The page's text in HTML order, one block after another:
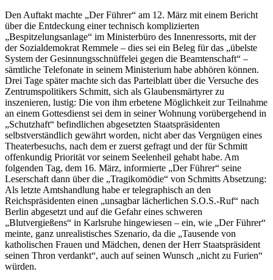
Den Auftakt machte „Der Führer“ am 12. März mit einem Bericht
über die Entdeckung einer technisch komplizierten
„Bespitzelungsanlage“ im Ministerbüro des Innenressorts, mit der
der Sozialdemokrat Remmele – dies sei ein Beleg für das „übelste
System der Gesinnungsschnüffelei gegen die Beamtenschaft“ –
sämtliche Telefonate in seinem Ministerium habe abhören können.
Drei Tage später machte sich das Parteiblatt über die Versuche des
Zentrumspolitikers Schmitt, sich als Glaubensmärtyrer zu
inszenieren, lustig: Die von ihm erbetene Möglichkeit zur Teilnahme
an einem Gottesdienst sei dem in seiner Wohnung vorübergehend in
„Schutzhaft“ befindlichen abgesetzten Staatspräsidenten
selbstverständlich gewährt worden, nicht aber das Vergnügen eines
Theaterbesuchs, nach dem er zuerst gefragt und der für Schmitt
offenkundig Priorität vor seinem Seelenheil gehabt habe. Am
folgenden Tag, dem 16. März, informierte „Der Führer“ seine
Leserschaft dann über die „Tragikomödie“ von Schmitts Absetzung:
Als letzte Amtshandlung habe er telegraphisch an den
Reichspräsidenten einen „unsagbar lächerlichen S.O.S.-Ruf“ nach
Berlin abgesetzt und auf die Gefahr eines schweren
„Blutvergießens“ in Karlsruhe hingewiesen – ein, wie „Der Führer“
meinte, ganz unrealistisches Szenario, da die „Tausende von
katholischen Frauen und Mädchen, denen der Herr Staatspräsident
seinen Thron verdankt“, auch auf seinen Wunsch „nicht zu Furien“
würden.